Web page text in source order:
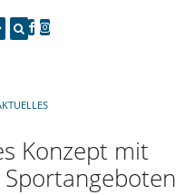
Konzept mit